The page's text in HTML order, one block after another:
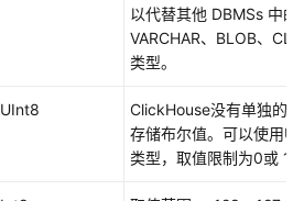
以代替其他 DBMSs 中的
VARCHAR、BLOB、
类型。
UInt8
ClickHouse没有单独的
存储布尔值。可以使用
类型，取值限制为0或 1